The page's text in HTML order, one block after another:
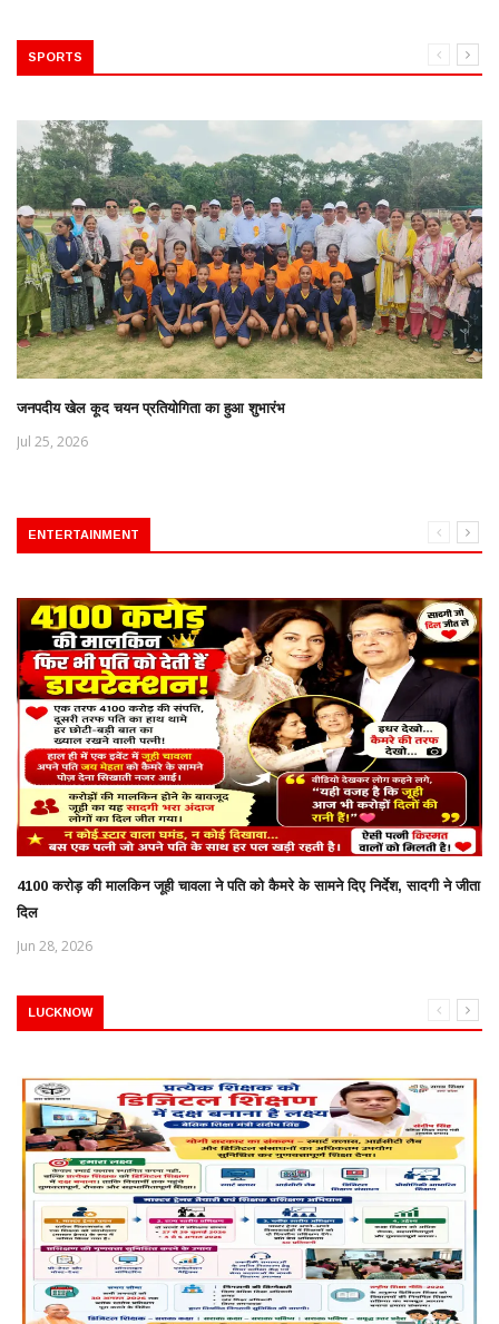
SPORTS
जनपदीय खेल कूद चयन प्रतियोगिता का हुआ शुभारंभ
Jul 25, 2026
ENTERTAINMENT
4100 करोड़ की मालकिन जूही चावला ने पति को कैमरे के सामने दिए निर्देश, सादगी ने जीता
दिल
Jun 28, 2026
LUCKNOW